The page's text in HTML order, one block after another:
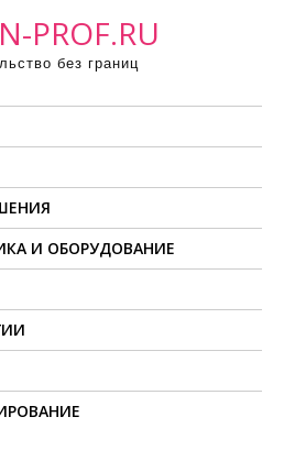
PROF.RU
без границ
И ОБОРУДОВАНИЕ